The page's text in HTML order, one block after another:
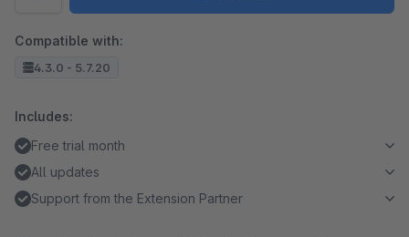
Compatible with:
4.3.0 - 5.7.20
Includes:
Free trial month
All updates
Support from the Extension Partner